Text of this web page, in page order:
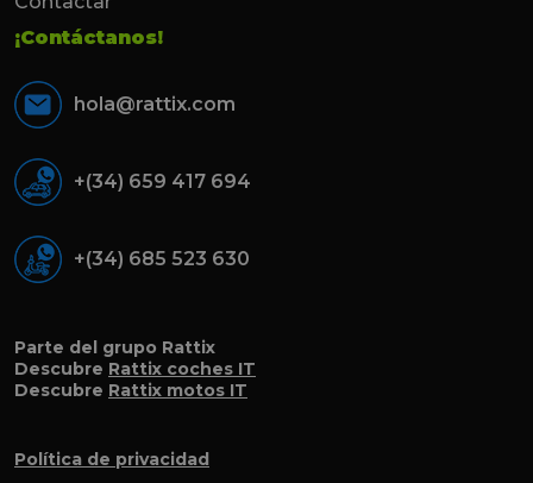
¡Contáctanos!
hola@rattix.com
+(34) 659 417 694
+(34) 685 523 630
Parte del grupo Rattix
Descubre Rattix coches IT
Descubre Rattix motos IT
Política de privacidad